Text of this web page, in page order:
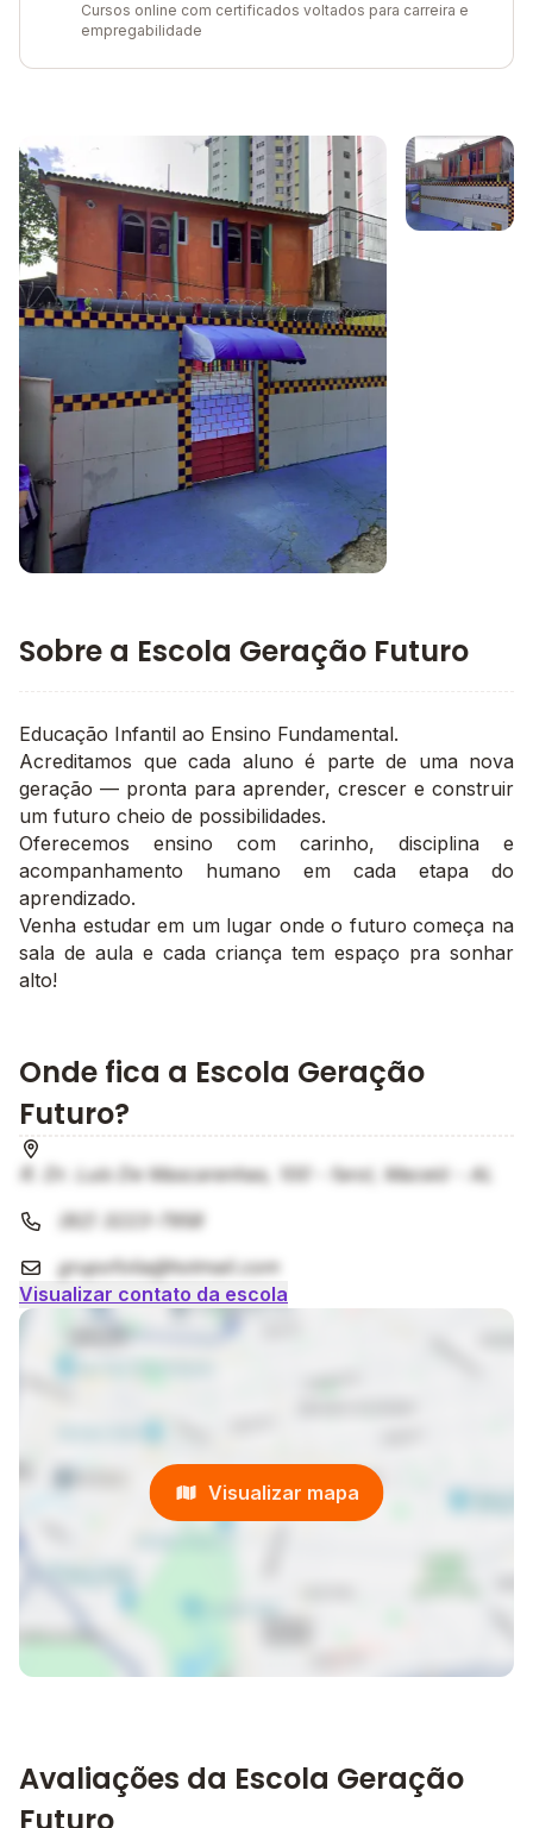
Cursos online com certificados voltados para carreira e
empregabilidade
Galeria de imagem
Sobre a Escola Geração Futuro
Educação Infantil ao Ensino Fundamental.
Acreditamos que cada aluno é parte de uma nova
geração — pronta para aprender, crescer e construir
um futuro cheio de possibilidades.
Oferecemos ensino com carinho, disciplina e
acompanhamento humano em cada etapa do
aprendizado.
Venha estudar em um lugar onde o futuro começa na
sala de aula e cada criança tem espaço pra sonhar
alto!
Onde fica a Escola Geração
Futuro?
R. Dr. Luís De Mascarenhas, 100 - farol, Maceió - AL
(82) 3223-7958
grupofolia@hotmail.com
Visualizar contato da escola
Visualizar mapa
Avaliações da Escola Geração